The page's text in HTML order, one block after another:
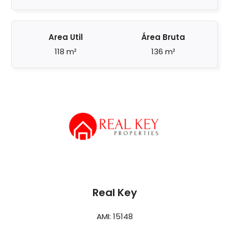
Area Util
118 m²
Área Bruta
136 m²
Real Key
AMI: 15148